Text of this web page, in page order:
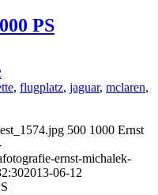
PS
, flugplatz, jaguar, mclaren,
500 1000 Ernst
ernst-michalek-
2013-06-12